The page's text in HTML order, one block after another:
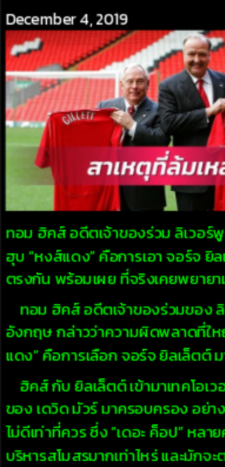
December 4, 2019
ทอม ฮิคส์ อดีตเจ้าของร่วม ลิเวอ
ฮุบ “หงส์แดง” คือการเอา จอร์จ
ตรงกัน พร้อมเผย ที่จริงเคยพยาย
ทอม ฮิคส์ อดีตเจ้าของร่วมของ
อังกฤษ กล่าวว่าความผิดพลาดที่ใ
แดง” คือการเลือก จอร์จ ยิลเล็ตต์
ฮิคส์ กับ ยิลเล็ตต์ เข้ามาเทคโอเ
ของ เดวิด มัวร์ มาครอบครอง อย่
ไม่ดีเท่าที่ควร ซึ่ง “เดอะ ค็อป” หล
บริหารสโมสรมากเท่าไหร่ และมัก